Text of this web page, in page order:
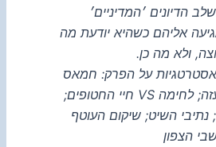
הדיונים ׳המדיניים׳
אליהם כשהיא יודעת מה
ולא מה כן.
אסטרטגיות על הפרק: חמאס
ברצועת עזה; לחימה VS חיי החטופים;
נתיבי השיט; שיקום העוטף
הצפון